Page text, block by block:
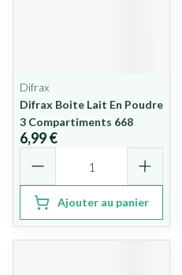
Difrax
Difrax Boite Lait En Poudre
3 Compartiments 668
6,99 €
Ajouter au panier